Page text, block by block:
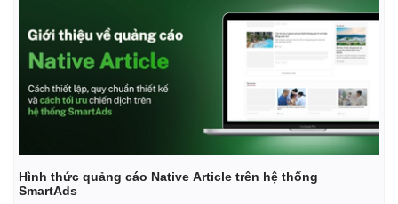
Kinh tế
Thị trường
Hình thức quảng cáo Native Article trên hệ thống
SmartAds